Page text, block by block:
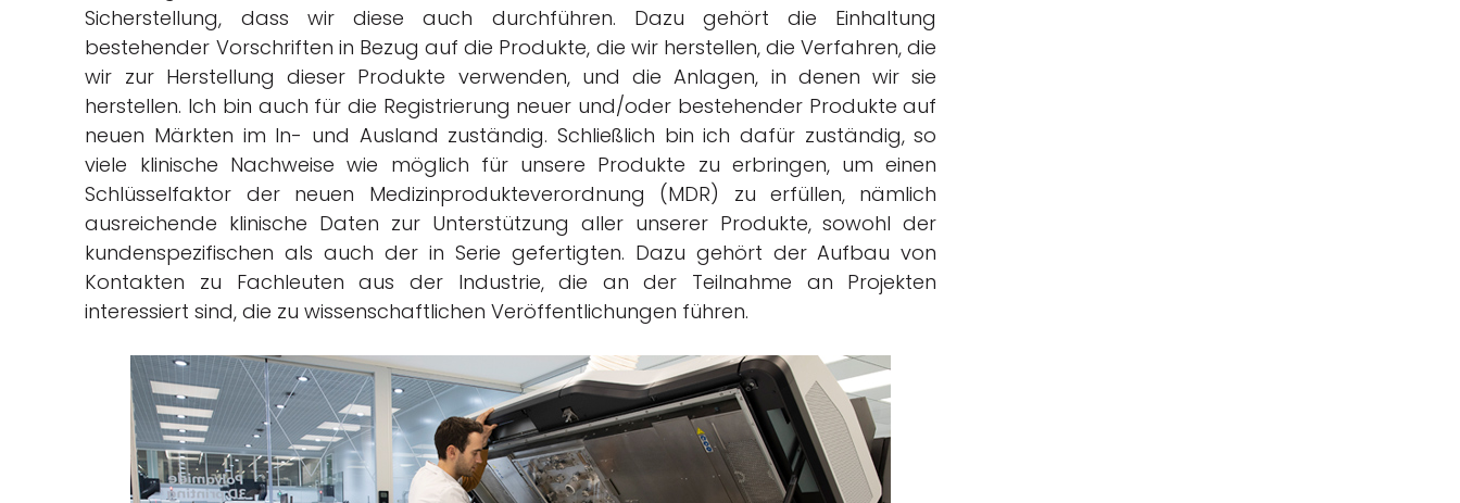
Sicherstellung, dass wir diese auch durchführen. Dazu gehört die Einhaltung
bestehender Vorschriften in Bezug auf die Produkte, die wir herstellen, die Verfahren, die
wir zur Herstellung dieser Produkte verwenden, und die Anlagen, in denen wir sie
herstellen. Ich bin auch für die Registrierung neuer und/oder bestehender Produkte auf
neuen Märkten im In- und Ausland zuständig. Schließlich bin ich dafür zuständig, so
viele klinische Nachweise wie möglich für unsere Produkte zu erbringen, um einen
Schlüsselfaktor der neuen Medizinprodukteverordnung (MDR) zu erfüllen, nämlich
ausreichende klinische Daten zur Unterstützung aller unserer Produkte, sowohl der
kundenspezifischen als auch der in Serie gefertigten. Dazu gehört der Aufbau von
Kontakten zu Fachleuten aus der Industrie, die an der Teilnahme an Projekten
interessiert sind, die zu wissenschaftlichen Veröffentlichungen führen.